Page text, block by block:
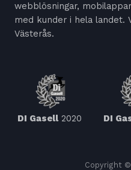
webblösningar,
med kunder i hela landet.
Västerås.
DI Gasell2020 DI
Copyright